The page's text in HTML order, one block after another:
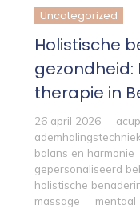
Uncategorized
Holistische
therapie in
26 april 2026
balans en harmonie
gepersonaliseerd
holistische
massage
mentaal